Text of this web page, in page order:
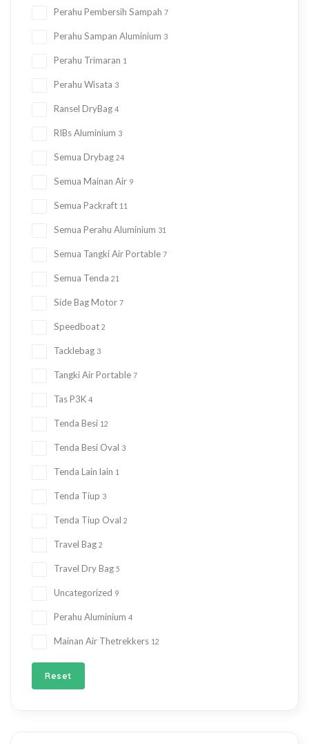
Perahu Pembersih Sampah 7
Perahu Sampan Aluminium 3
Perahu Trimaran 1
Perahu Wisata 3
Ransel DryBag 4
RIBs Aluminium 3
Semua Drybag 24
Semua Mainan Air 9
Semua Packraft 11
Semua Perahu Aluminium 31
Semua Tangki Air Portable 7
Semua Tenda 21
Side Bag Motor 7
Speedboat 2
Tacklebag 3
Tangki Air Portable 7
Tas P3K 4
Tenda Besi 12
Tenda Besi Oval 3
Tenda Lain lain 1
Tenda Tiup 3
Tenda Tiup Oval 2
Travel Bag 2
Travel Dry Bag 5
Uncategorized 9
Perahu Aluminium 4
Mainan Air Thetrekkers 12
Reset